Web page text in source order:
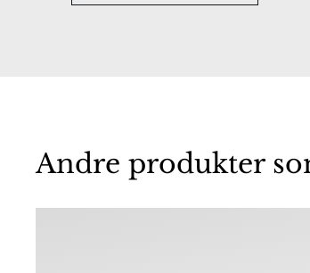
Andre produkter